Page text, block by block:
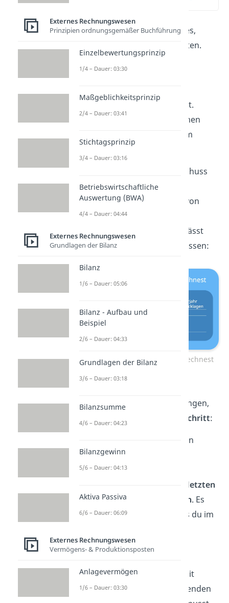
Ziel jedes Unternehmens ist es,
zu erwirtschaften.
Daher wird am Ende jedes
Geschäftsjahres der
operativen Geschäft ermittelt.
Handelt es sich jedoch um einen
Verlust, sprichst du von einem
Jahresfehlbetrag
Um von deinem Jahresüberschuss
nun einen Gewinnvortrag zu
ermitteln, gibt es eine Reihe von
Aufwendungen
finanzieren hast.
Das Ganze lässt
sich alsSchema zusammenfassen:
Wie du den Gewinnvortrag berechnest
Berechnungen zusammenhängen,
erfährst du jetzt
Schritt für Schritt:
Als Erstes musst du deinen
Jahresüberschuss oder -
fehlbetrag mit dem
letzten
Geschäftsjahr verrechnen. Es
kann aber auch sein, dass du im
erwirtschaftet hast. Dann
Verlustvortrag
, den du mit
deinenGewinnen
im laufenden
Externes Rechnungswesen
Prinzipien ordnungsgemäßer Buchführung
Einzelbewertungsprinzip
1/4 – Dauer: 03:30
Maßgeblichkeitsprinzip
2/4 – Dauer: 03:41
Stichtagsprinzip
3/4 – Dauer: 03:16
Betriebswirtschaftliche
Auswertung (BWA)
4/4 – Dauer: 04:44
Externes Rechnungswesen
Grundlagen der Bilanz
Bilanz
1/6 – Dauer: 05:06
Bilanz - Aufbau und
Beispiel
2/6 – Dauer: 04:33
Grundlagen der Bilanz
3/6 – Dauer: 03:18
Bilanzsumme
4/6 – Dauer: 04:23
Bilanzgewinn
5/6 – Dauer: 04:13
Aktiva Passiva
6/6 – Dauer: 06:09
Externes Rechnungswesen
Vermögens- & Produktionsposten
Anlagevermögen
1/6 – Dauer: 03:30